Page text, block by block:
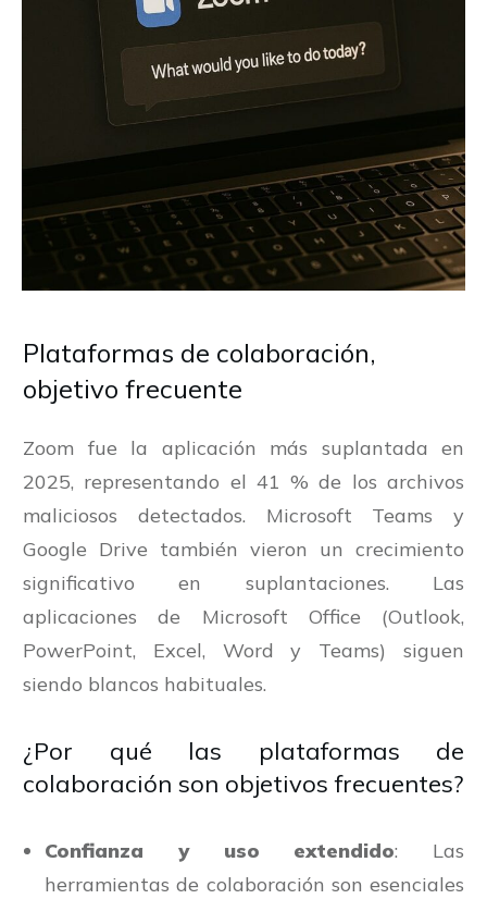
Plataformas de colaboración,
objetivo frecuente
Zoom fue la aplicación más suplantada en
2025, representando el 41 % de los archivos
maliciosos detectados. Microsoft Teams y
Google Drive también vieron un crecimiento
significativo en suplantaciones. Las
aplicaciones de Microsoft Office (Outlook,
PowerPoint, Excel, Word y Teams) siguen
siendo blancos habituales.
¿Por qué las plataformas de
colaboración son objetivos frecuentes?
Confianza y uso extendido: Las
herramientas de colaboración son esenciales